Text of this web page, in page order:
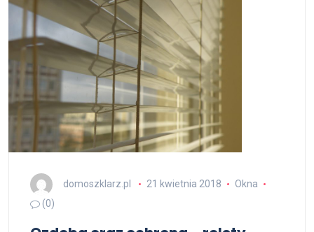
domoszklarz.pl 21 kwietnia 2018
Okna
(0)